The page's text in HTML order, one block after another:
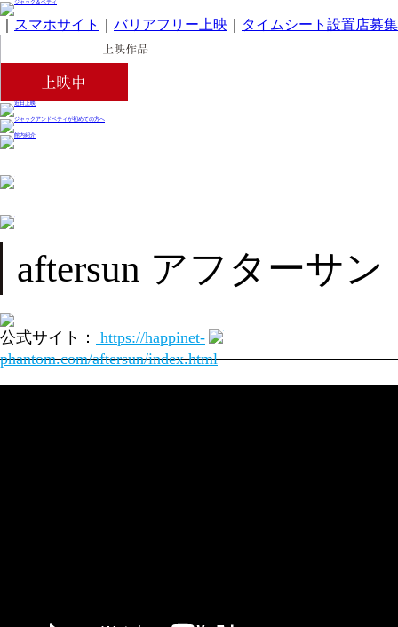
スマホサイト バリアフリー上映 タイムシート設置店募集
aftersun アフターサン
公式サイト：
https://happinet-
phantom.com/aftersun/index.html